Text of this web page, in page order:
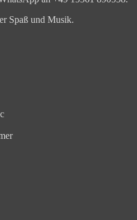
Spaß und Musik.